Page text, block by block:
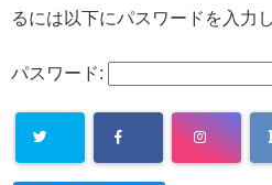
るには以下にパスワードを入力
パスワード: